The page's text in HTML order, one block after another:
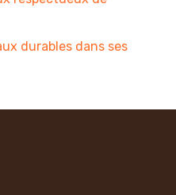
durables dans ses